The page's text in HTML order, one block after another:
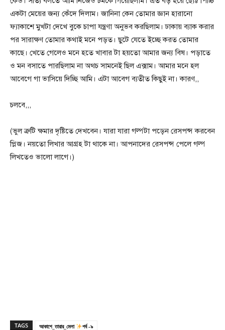
একটা মেয়ের জন্য কেঁদে দিলাম। জানিনা কেন তোমার জ্ঞান হারানো
ফ্যাকাশে মুখটা দেখে বুকে চাপা যন্ত্রণা অনুভব করছিলাম। ঢাকায় ব্যাক করার
পর সারাক্ষণ তোমার কথাই মনে পড়ত। ছুটে যেতে ইচ্ছে করত তোমার
কাছে। খেতে গেলেও মনে হতে খাবার টা হয়তো আমার জন্য বিষ। পড়াতে
ও মন বসাতে পারছিলাম না অথচ সামনেই ছিল এক্সাম। আমার মনে হল
আবেগে গা ভাসিয়ে দিচ্ছি আমি। এটা আবেগ ব্যতীত কিছুই না। কারণ,,
চলবে,,,
(ভুল ত্রুটি ক্ষমার দৃষ্টিতে দেখবেন। যারা যারা গল্পটা পড়েন রেসপন্স করবেন
প্লিজ। নয়তো লিখার আগ্রহ টা থাকে না। আপনাদের রেসপন্স পেলে গল্প
লিখতেও ভালো লাগে।)
TAGS আকাশে_তারার_মেলা পর্ব -৯